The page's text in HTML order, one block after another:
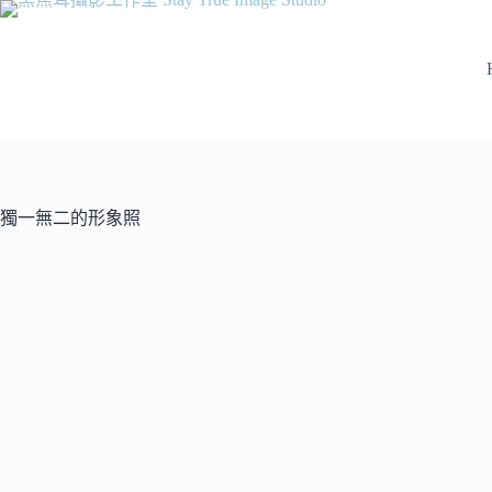
獨一無二的形象照